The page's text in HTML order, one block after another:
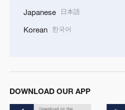
Japanese 日本語
Korean 한국어
DOWNLOAD OUR APP